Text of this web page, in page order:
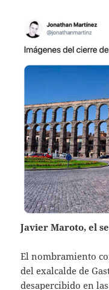
Javier Maroto, el
El nombramiento
del exalcalde de
desapercibido en